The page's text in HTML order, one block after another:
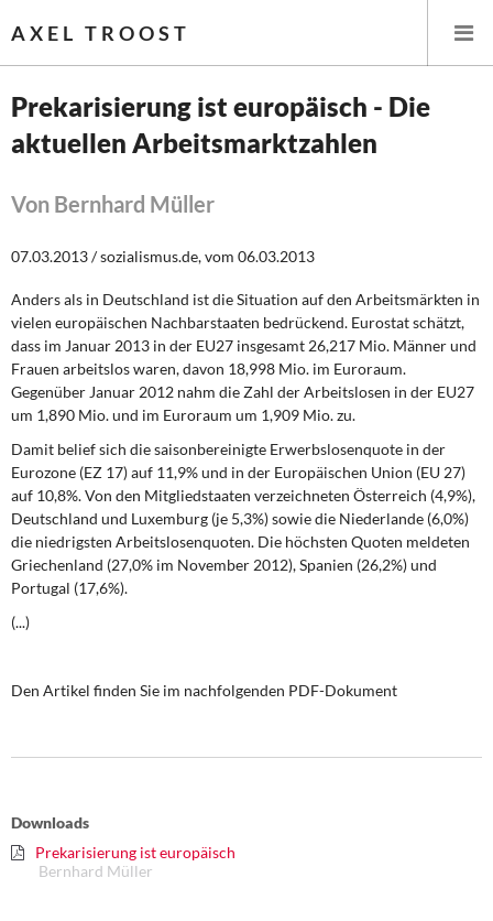
AXEL TROOST
Startseite
Themen
Leitlinien linker Wirtschafts- und Finanzpolitik
Wirtschaftspolitik
Steuer- und Finanzpolitik
Öffentliche Infrastruktur und Daseinsvorsorge
Eurokrise und Griechenland
DIE LINKE
Weitere Themen
Kontakt
Prekarisierung ist europäisch - Die
aktuellen Arbeitsmarktzahlen
Von Bernhard Müller
07.03.2013 / sozialismus.de, vom 06.03.2013
Anders als in Deutschland ist die Situation auf den Arbeitsmärkten in
vielen europäischen Nachbarstaaten bedrückend. Eurostat schätzt,
dass im Januar 2013 in der EU27 insgesamt 26,217 Mio. Männer und
Frauen arbeitslos waren, davon 18,998 Mio. im Euroraum.
Gegenüber Januar 2012 nahm die Zahl der Arbeitslosen in der EU27
um 1,890 Mio. und im Euroraum um 1,909 Mio. zu.
Damit belief sich die saisonbereinigte Erwerbslosenquote in der
Eurozone (EZ 17) auf 11,9% und in der Europäischen Union (EU 27)
auf 10,8%. Von den Mitgliedstaaten verzeichneten Österreich (4,9%),
Deutschland und Luxemburg (je 5,3%) sowie die Niederlande (6,0%)
die niedrigsten Arbeitslosenquoten. Die höchsten Quoten meldeten
Griechenland (27,0% im November 2012), Spanien (26,2%) und
Portugal (17,6%).
(...)
Den Artikel finden Sie im nachfolgenden PDF-Dokument
Downloads
Prekarisierung ist europäisch
Bernhard Müller